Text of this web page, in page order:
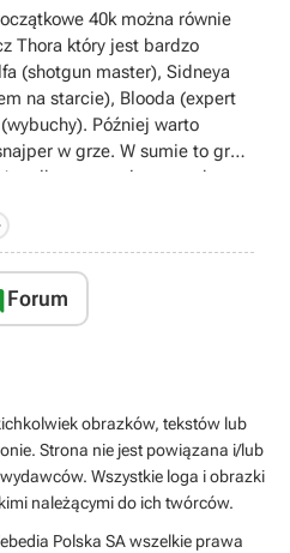
40k można równie
Thora który jest bardzo
(shotgun master), Sidneya
na starcie), Blooda (expert
Później warto
w grze. W sumie to gra
tylko te patrole są trochę
Forum
obrazków, tekstów lub
Strona nie jest powiązana i/lub
Wszystkie loga i obrazki
należącymi do ich twórców.
Polska SA wszelkie prawa